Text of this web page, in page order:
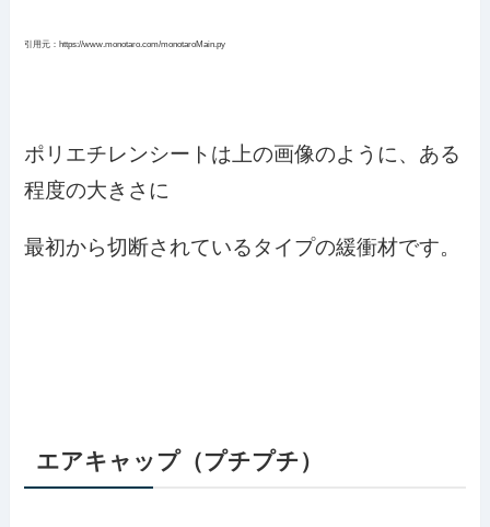
引用元：https://www.monotaro.com/monotaroMain.py
ポリエチレンシートは上の画像のように、ある
程度の大きさに
最初から切断されているタイプの緩衝材です。
エアキャップ（プチプチ）